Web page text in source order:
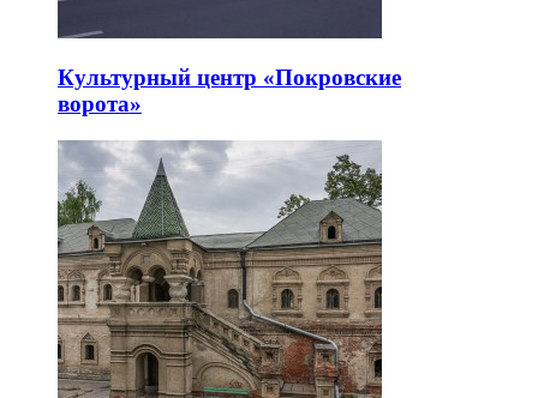
Культурный центр «Покровские
ворота»